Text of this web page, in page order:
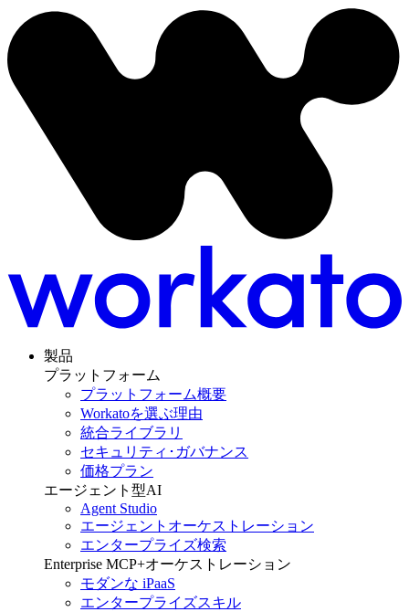
製品
プラットフォーム
プラットフォーム概要
Workatoを選ぶ理由
統合ライブラリ
セキュリティ･ガバナンス
価格プラン
エージェント型AI
Agent Studio
エージェントオーケストレーション
エンタープライズ検索
Enterprise MCP+オーケストレーション
モダンな iPaaS
エンタープライズスキル